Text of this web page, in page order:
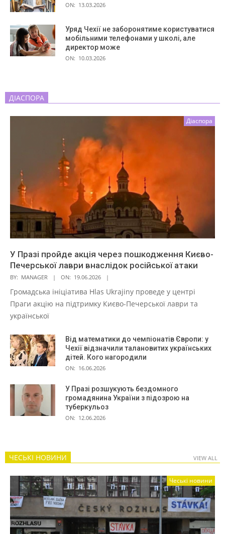
ON: 13.03.2026
Уряд Чехії не заборонятиме користуватися
мобільними телефонами у школі, але
директор може
ON: 10.03.2026
ДІАСПОРА
Діаспора
У Празі пройде акція через пошкодження Києво-
Печерської лаври внаслідок російської атаки
BY: MANAGER ON: 19.06.2026
Громадська ініціатива Hlas Ukrajiny проведе у центрі
Праги акцію на підтримку Києво-Печерської лаври та
української
Від математики до чемпіонатів Європи: у
Чехії відзначили талановитих українських
дітей. Кого нагородили
ON: 16.06.2026
У Празі розшукують бездомного
громадянина України з підозрою на
туберкульоз
ON: 12.06.2026
ЧЕСЬКІ НОВИНИ VIEW ALL
Чеські новини